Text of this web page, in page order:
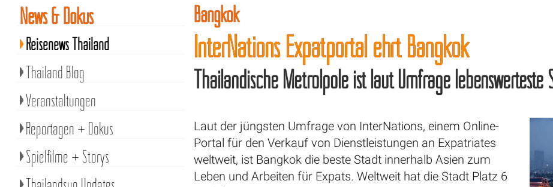
Bangkok
InterNations Expatportal ehrt Bangkok
Thailändische Metrolpole ist laut Umfrage lebenswerteste
Laut der jüngsten Umfrage von InterNations, einem Online-
Portal für den Verkauf von Dienstleistungen an Expatriates
weltweit, ist Bangkok die beste Stadt innerhalb Asien zum
Leben und Arbeiten für Expats. Weltweit hat die Stadt Platz 6
News & Dokus
Reisenews Thailand
Thailand Blog
Veranstaltungen
Reportagen + Dokus
Spielfilme + Storys